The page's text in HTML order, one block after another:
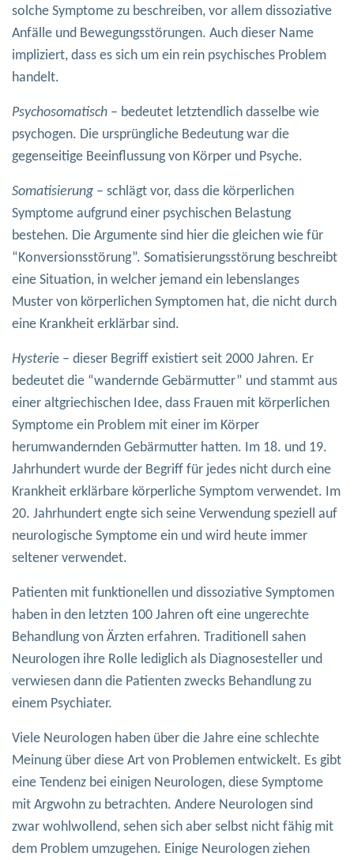
solche Symptome zu beschreiben, vor allem dissoziative
Anfälle und Bewegungsstörungen. Auch dieser Name
impliziert, dass es sich um ein rein psychisches Problem
handelt.
Psychosomatisch – bedeutet letztendlich dasselbe wie
psychogen. Die ursprüngliche Bedeutung war die
gegenseitige Beeinflussung von Körper und Psyche.
Somatisierung – schlägt vor, dass die körperlichen
Symptome aufgrund einer psychischen Belastung
bestehen. Die Argumente sind hier die gleichen wie für
“Konversionsstörung”. Somatisierungsstörung beschreibt
eine Situation, in welcher jemand ein lebenslanges
Muster von körperlichen Symptomen hat, die nicht durch
eine Krankheit erklärbar sind.
Hysterie – dieser Begriff existiert seit 2000 Jahren. Er
bedeutet die “wandernde Gebärmutter” und stammt aus
einer altgriechischen Idee, dass Frauen mit körperlichen
Symptome ein Problem mit einer im Körper
herumwandernden Gebärmutter hatten. Im 18. und 19.
Jahrhundert wurde der Begriff für jedes nicht durch eine
Krankheit erklärbare körperliche Symptom verwendet. Im
20. Jahrhundert engte sich seine Verwendung speziell auf
neurologische Symptome ein und wird heute immer
seltener verwendet.
Patienten mit funktionellen und dissoziative Symptomen
haben in den letzten 100 Jahren oft eine ungerechte
Behandlung von Ärzten erfahren. Traditionell sahen
Neurologen ihre Rolle lediglich als Diagnosesteller und
verwiesen dann die Patienten zwecks Behandlung zu
einem Psychiater.
Viele Neurologen haben über die Jahre eine schlechte
Meinung über diese Art von Problemen entwickelt. Es gibt
eine Tendenz bei einigen Neurologen, diese Symptome
mit Argwohn zu betrachten. Andere Neurologen sind
zwar wohlwollend, sehen sich aber selbst nicht fähig mit
dem Problem umzugehen. Einige Neurologen ziehen